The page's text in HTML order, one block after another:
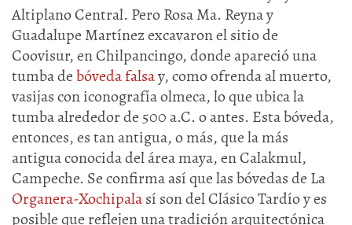
Altiplano Central. Pero Rosa Ma. Reyna y
Guadalupe Martínez excavaron el sitio de
Coovisur, en Chilpancingo, donde apareció una
tumba debóveda falsay, como ofrenda al muerto,
vasijas con iconografía olmeca, lo que ubica la
tumba alrededor de 500 a.C. o antes. Esta bóveda,
entonces, es tan antigua, o más, que la más
antigua conocida del área maya, en Calakmul,
Campeche. Se confirma así que las bóvedas de La
Organera-Xochipalasí son del Clásico Tardío y es
posible que reflejen una tradición arquitectónica